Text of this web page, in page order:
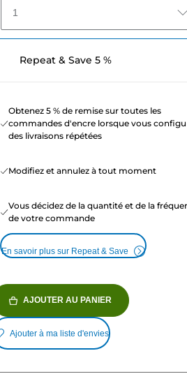
1
Repeat & Save 5 %
Obtenez 5 % de remise sur toutes les
commandes d'encre lorsque vous
des livraisons répétées
Modifiez et annulez à tout moment
Vous décidez de la quantité et de la
de votre commande
En savoir plus sur Repeat & Save
AJOUTER AU PANIER
Ajouter à ma liste d'envies